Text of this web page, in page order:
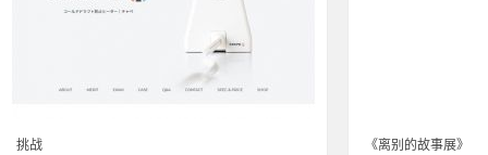
挑战 《离别的故事展》